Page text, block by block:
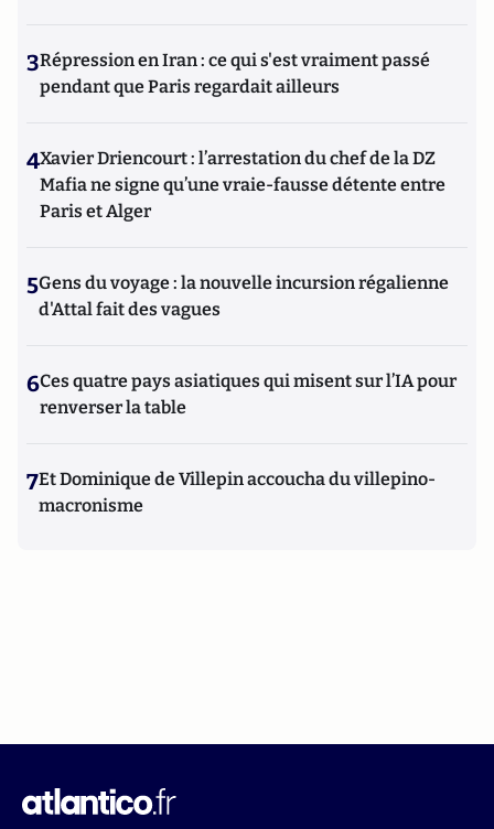
3Répression en Iran : ce qui s'est vraiment passé
pendant que Paris regardait ailleurs
4Xavier Driencourt : l’arrestation du chef de la DZ
Mafia ne signe qu’une vraie-fausse détente entre
Paris et Alger
5Gens du voyage : la nouvelle incursion régalienne
d'Attal fait des vagues
6Ces quatre pays asiatiques qui misent sur l’IA pour
renverser la table
7Et Dominique de Villepin accoucha du villepino-
macronisme